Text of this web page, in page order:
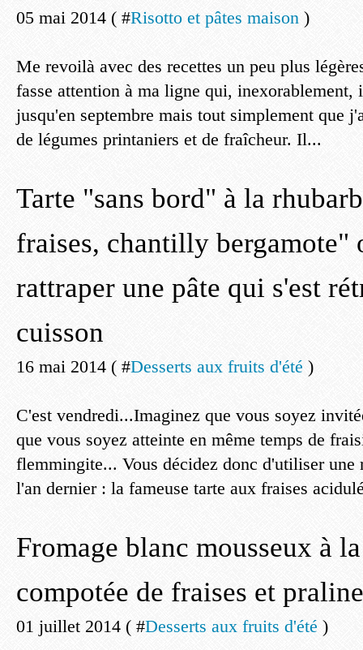
05 mai 2014 ( #Risotto et pâtes maison )
Me revoilà avec des recettes un peu plus
fasse attention à ma ligne qui, inexorablement,
jusqu'en septembre mais tout simplement que
de légumes printaniers et de fraîcheur. Il...
Tarte "sans bord" à la
fraises, chantilly bergamote"
rattraper une pâte qui s'est
cuisson
16 mai 2014 ( #Desserts aux fruits d'été )
C'est vendredi...Imaginez que vous soyez
que vous soyez atteinte en même temps de
flemmingite... Vous décidez donc d'utiliser une
l'an dernier : la fameuse tarte aux fraises
Fromage blanc mousseux à
compotée de fraises et
01 juillet 2014 ( #Desserts aux fruits d'été )